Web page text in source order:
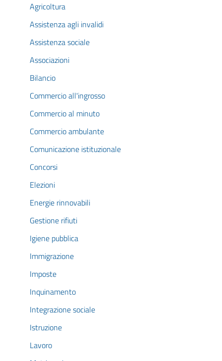
Agricoltura
Assistenza agli invalidi
Assistenza sociale
Associazioni
Bilancio
Commercio all'ingrosso
Commercio al minuto
Commercio ambulante
Comunicazione istituzionale
Concorsi
Elezioni
Energie rinnovabili
Gestione rifiuti
Igiene pubblica
Immigrazione
Imposte
Inquinamento
Integrazione sociale
Istruzione
Lavoro